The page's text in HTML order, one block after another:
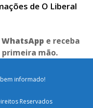
de O Liberal
e receba
primeira mão.
informado!
Reservados